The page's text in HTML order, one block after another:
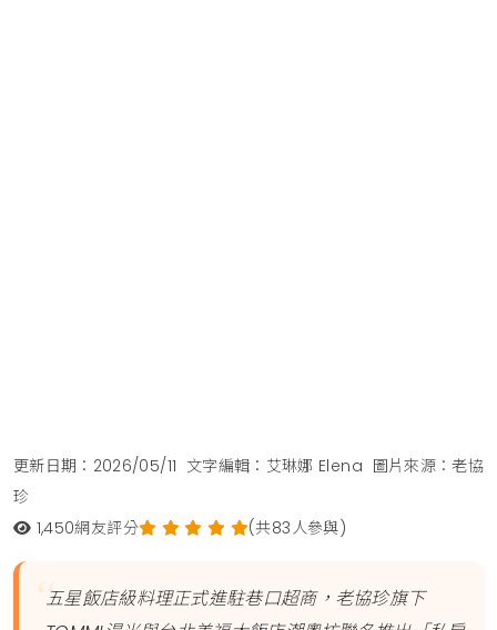
更新日期：2026/05/11 文字編輯：艾琳娜 Elena 圖片來源：老協
珍
1,450網友評分 (共83人參與)
五星飯店級料理正式進駐巷口超商，老協珍旗下